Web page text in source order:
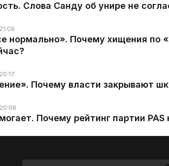
Слова Санду об унире не
нормально». Почему хищения по
Почему власти закрывают
Почему рейтинг партии PAS